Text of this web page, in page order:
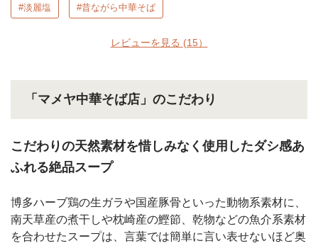
#淡麗塩 #昔ながら中華そば
レビューを見る (15）
「マメヤ中華そば店」のこだわり
こだわりの天然素材を惜しみなく使用したダシ感あ
ふれる絶品スープ
博多ハーブ鶏の生ガラや国産豚骨といった動物系素材に、
南天草産の煮干しや枕崎産の鰹節、乾物などの魚介系素材
を合わせたスープは、言葉では簡単に言い表せないほど奥